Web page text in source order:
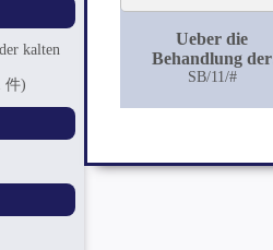
kalten
件)
Ueber die
Behandlung der
kalten Abscesse
SB/11/#